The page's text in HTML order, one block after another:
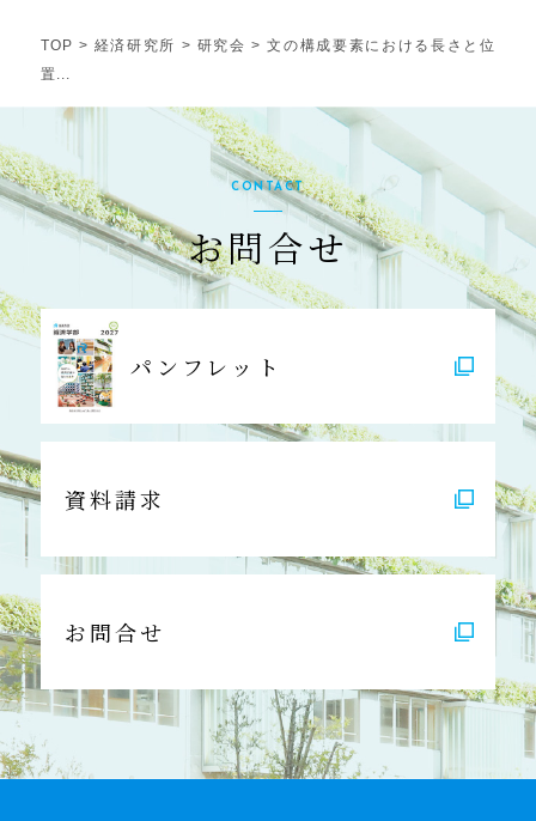
TOP > 経済研究所 > 研究会 >文の構成要素における長さと位
置...
CONTACT
お問合せ
パンフレット
資料請求
お問合せ